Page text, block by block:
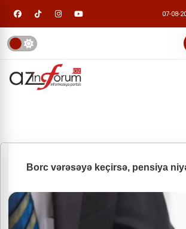
07-08-
Borc vərəsəyə keçirsə, pensiya